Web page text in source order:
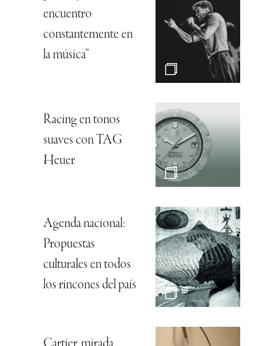
encuentro
constantemente en
la música”
Racing en tonos
suaves con TAG
Heuer
Agenda nacional:
Propuestas
culturales en todos
los rincones del país